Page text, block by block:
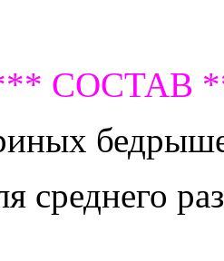
СОСТАВ
среднего